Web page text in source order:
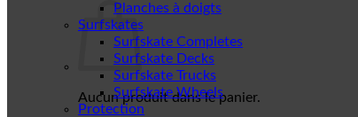
Aucun produit dans le panier.
Planches à doigts
Surfskates
Surfskate Completes
Surfskate Decks
Surfskate Trucks
Surfskate Wheels
Protection